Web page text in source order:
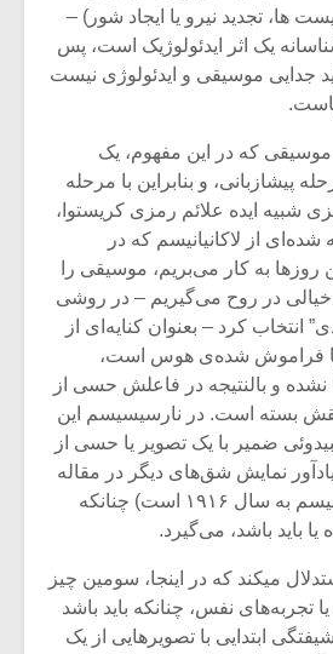
ها، تجدید نیرو یا ایجاد شور) –
یک اثر ایدئولوژیک است، پس
جدایی موسیقی و ایدئولوژی نیست
موسیقی که در این مفهوم، یک
پیشازبانی، و بنابراین با مرحله
شبیه ایده علائم رمزی کریستوا،
مثله شده‌ای از لاکانیانیسم که در
به کار می‌بریم، موسیقی را
در روح می‌گیریم – در روشی
انتخاب کرد – بعنوان کنایه‌ای از
فراموش شده‌ی هوس است،
نشده و بالنتیجه در فاعلش حسی از
بسته است. در نارسیسیسم این
ضمیر با یک تصویر یا حسی از
نمایش شق‌های دیگر در مقاله
فروید درباره نارسیسیسم به سال ۱۹۱۶ است) چنانکه
یا باید باشد، می‌گیرد.
میکند که در اینجا، سومین چیز
تجربه‌های نفس، چنانکه باید باشد
ابتدایی با تصویرهایی از یک